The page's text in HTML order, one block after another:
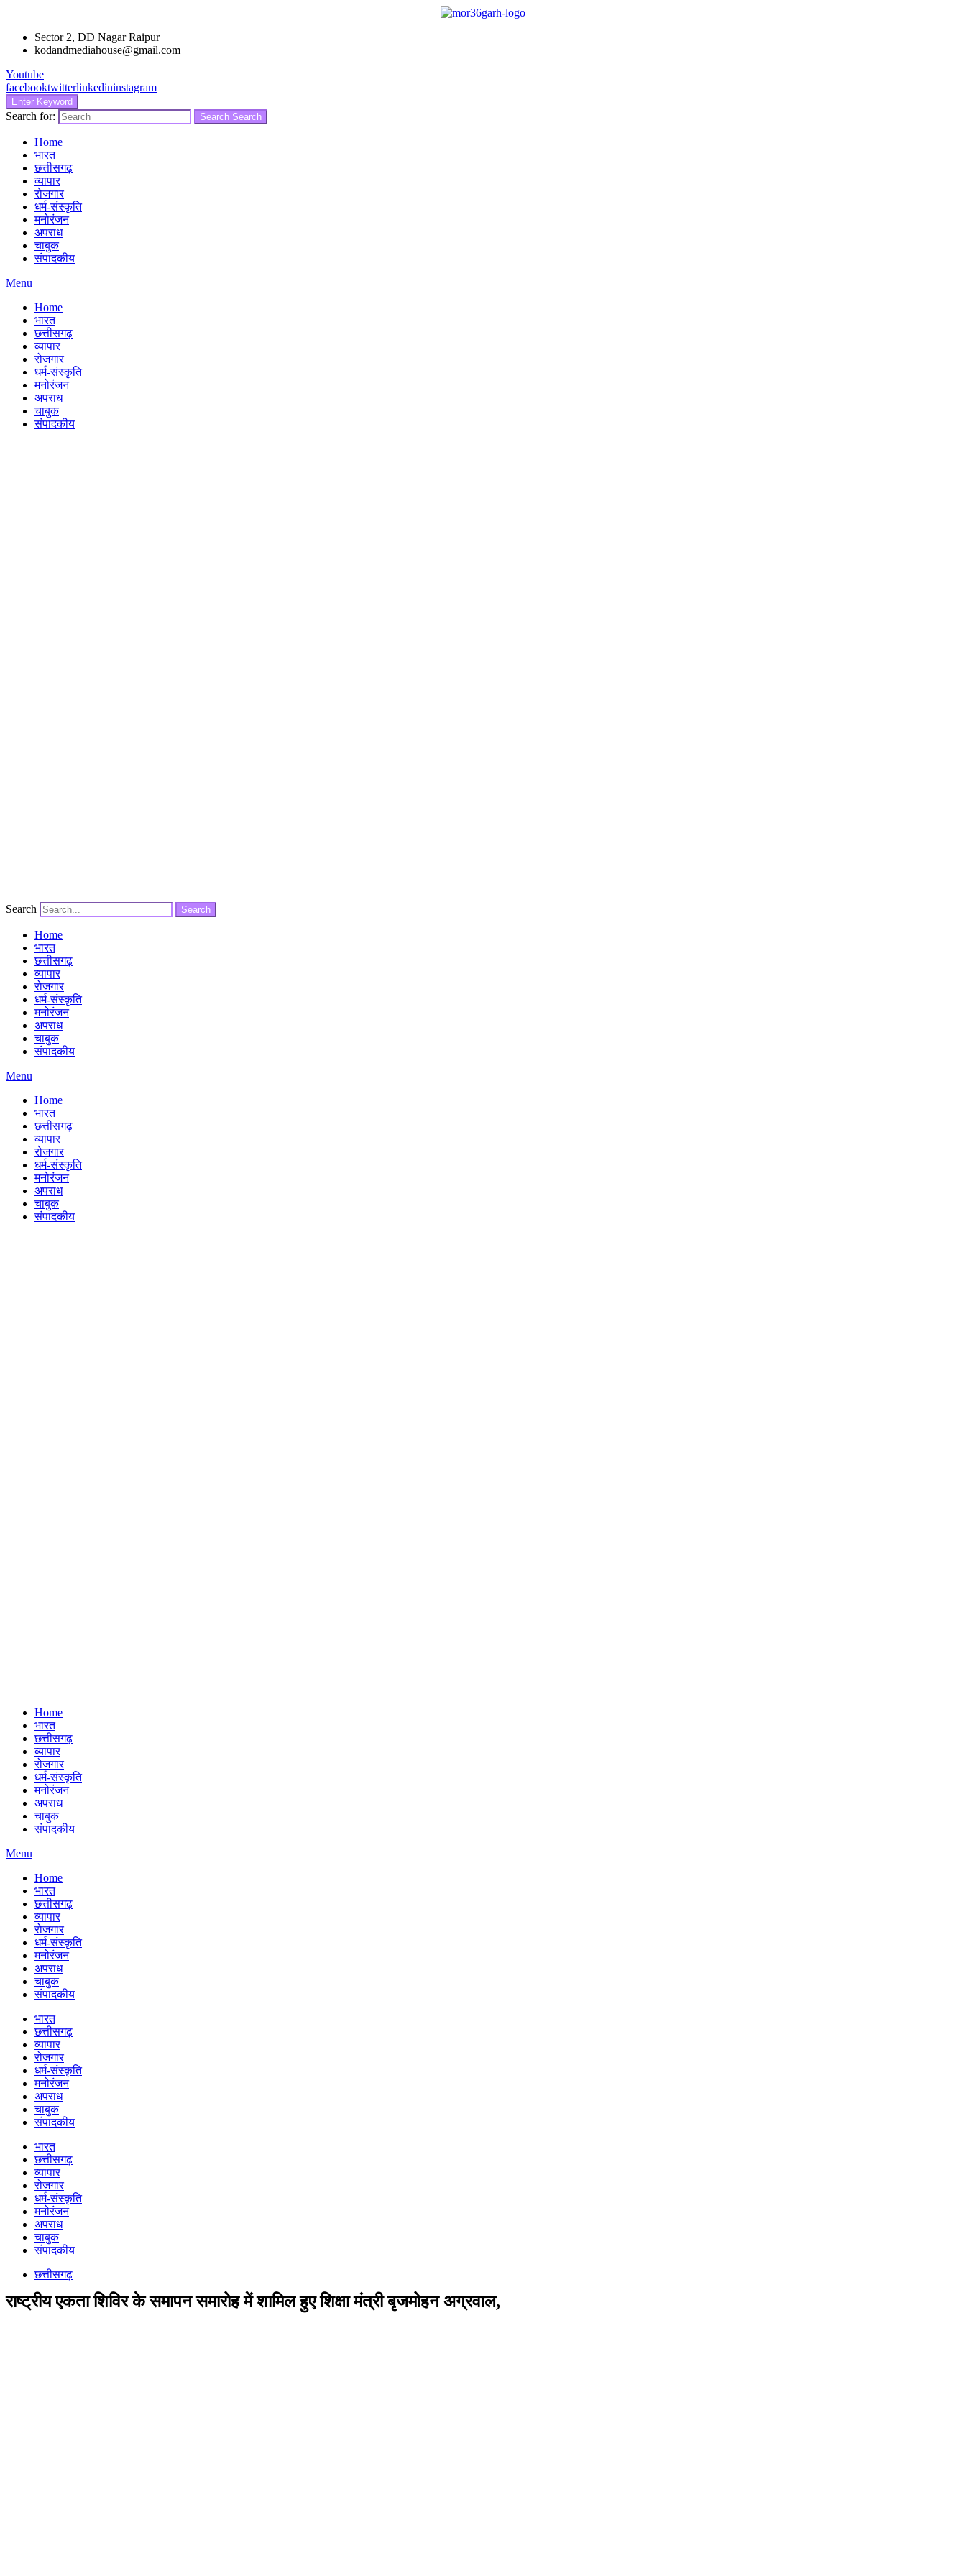
Sector 2, DD Nagar Raipur
kodandmediahouse@gmail.com
Youtube
facebooktwitterlinkedininstagram
Enter Keyword
Search for: Search Search
Home
भारत
छत्तीसगढ़
व्यापार
रोजगार
धर्म-संस्कृति
मनोरंजन
अपराध
चाबुक
संपादकीय
Menu
Home
भारत
छत्तीसगढ़
व्यापार
रोजगार
धर्म-संस्कृति
मनोरंजन
अपराध
चाबुक
संपादकीय
Search Search
Home
भारत
छत्तीसगढ़
व्यापार
रोजगार
धर्म-संस्कृति
मनोरंजन
अपराध
चाबुक
संपादकीय
Menu
Home
भारत
छत्तीसगढ़
व्यापार
रोजगार
धर्म-संस्कृति
मनोरंजन
अपराध
चाबुक
संपादकीय
Home
भारत
छत्तीसगढ़
व्यापार
रोजगार
धर्म-संस्कृति
मनोरंजन
अपराध
चाबुक
संपादकीय
Menu
Home
भारत
छत्तीसगढ़
व्यापार
रोजगार
धर्म-संस्कृति
मनोरंजन
अपराध
चाबुक
संपादकीय
भारत
छत्तीसगढ़
व्यापार
रोजगार
धर्म-संस्कृति
मनोरंजन
अपराध
चाबुक
संपादकीय
भारत
छत्तीसगढ़
व्यापार
रोजगार
धर्म-संस्कृति
मनोरंजन
अपराध
चाबुक
संपादकीय
छत्तीसगढ़
राष्ट्रीय एकता शिविर के समापन समारोह में शामिल हुए शिक्षा मंत्री बृजमोहन अग्रवाल,